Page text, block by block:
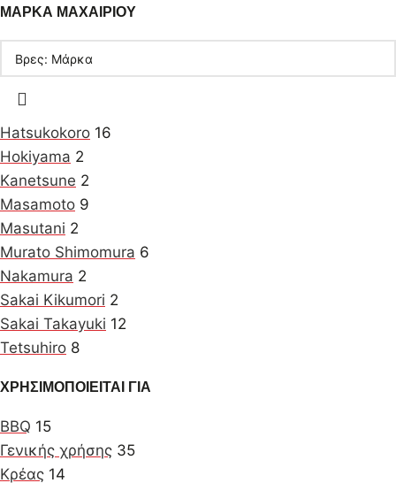
ΜΑΡΚΑ ΜΑΧΑΙΡΙΟΥ
Hatsukokoro 16
Hokiyama 2
Kanetsune 2
Masamoto 9
Masutani 2
Murato Shimomura 6
Nakamura 2
Sakai Kikumori 2
Sakai Takayuki 12
Tetsuhiro 8
ΧΡΗΣΙΜΟΠΟΙΕΙΤΑΙ ΓΙΑ
BBQ 15
Γενικής χρήσης 35
Κρέας 14